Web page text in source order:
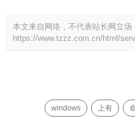
本文来自网络，不代表站长网立场
https://www.tzzz.com.cn/html/
windows 上有